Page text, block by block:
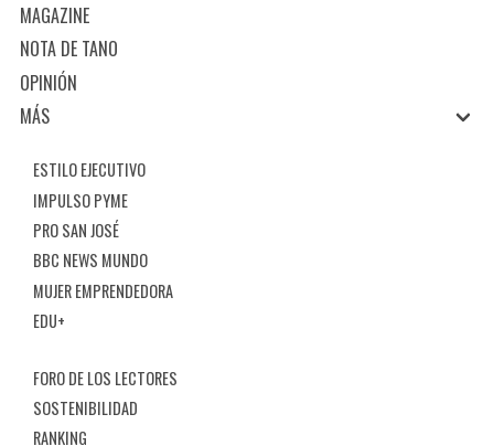
MAGAZINE
NOTA DE TANO
OPINIÓN
MÁS
ESTILO EJECUTIVO
IMPULSO PYME
PRO SAN JOSÉ
BBC NEWS MUNDO
MUJER EMPRENDEDORA
EDU+
FORO DE LOS LECTORES
SOSTENIBILIDAD
RANKING